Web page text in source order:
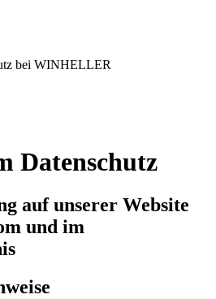
Datenschutz
auf unserer Website
und im